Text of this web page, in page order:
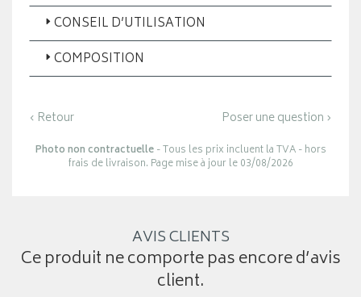
CONSEIL D’UTILISATION
COMPOSITION
‹ Retour Poser une question ›
Photo non contractuelle- Tous les prix incluent la TVA - hors
frais de livraison. Page mise à jour le 03/08/2026
AVIS CLIENTS
Ce produit ne comporte pas encore d’avis
client.